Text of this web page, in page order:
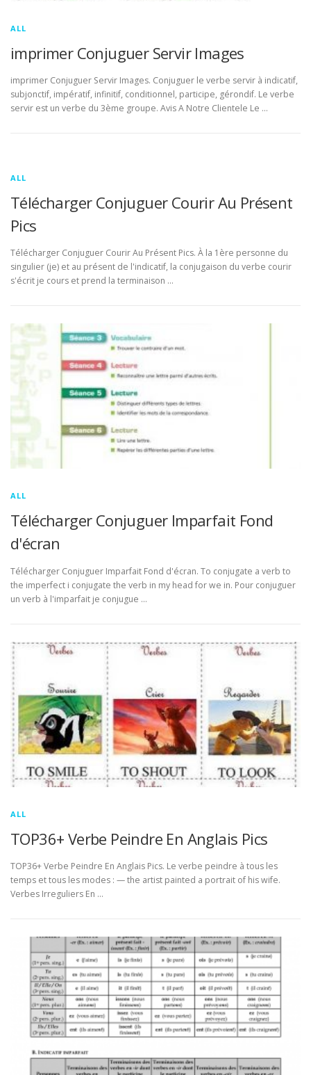
ALL
imprimer Conjuguer Servir Images
imprimer Conjuguer Servir Images. Conjuguer le verbe servir à indicatif,
subjonctif, impératif, infinitif, conditionnel, participe, gérondif. Le verbe
servir est un verbe du 3ème groupe. Avis A Notre Clientele Le …
ALL
Télécharger Conjuguer Courir Au Présent
Pics
Télécharger Conjuguer Courir Au Présent Pics. À la 1ère personne du
singulier (je) et au présent de l'indicatif, la conjugaison du verbe courir
s'écrit je cours et prend la terminaison …
ALL
Télécharger Conjuguer Imparfait Fond
d'écran
Télécharger Conjuguer Imparfait Fond d'écran. To conjugate a verb to
the imperfect i conjugate the verb in my head for we in. Pour conjuguer
un verb à l'imparfait je conjugue …
ALL
TOP36+ Verbe Peindre En Anglais Pics
TOP36+ Verbe Peindre En Anglais Pics. Le verbe peindre à tous les
temps et tous les modes : — the artist painted a portrait of his wife.
Verbes Irreguliers En …